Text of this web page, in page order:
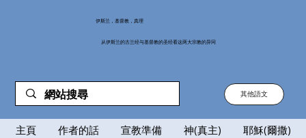
伊斯兰，基督教，真理
从伊斯兰的古兰经与基督教的圣经看这两大宗教的异同
其他語文
主頁 作者的話 宣教準備 神(真主)
耶穌(爾撒)